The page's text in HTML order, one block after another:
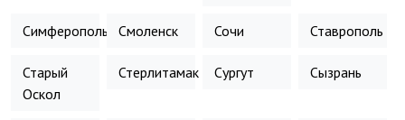
Симферополь Смоленск Сочи Ставрополь
Старый
Оскол
Стерлитамак Сургут Сызрань